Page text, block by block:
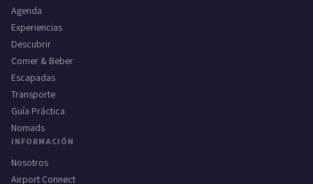
Agenda
Experiencias
Descubrir
Comer & Beber
Escapadas
Transporte
Guía Práctica
Nomads
INFORMACIÓN
Nosotros
Airport Connect